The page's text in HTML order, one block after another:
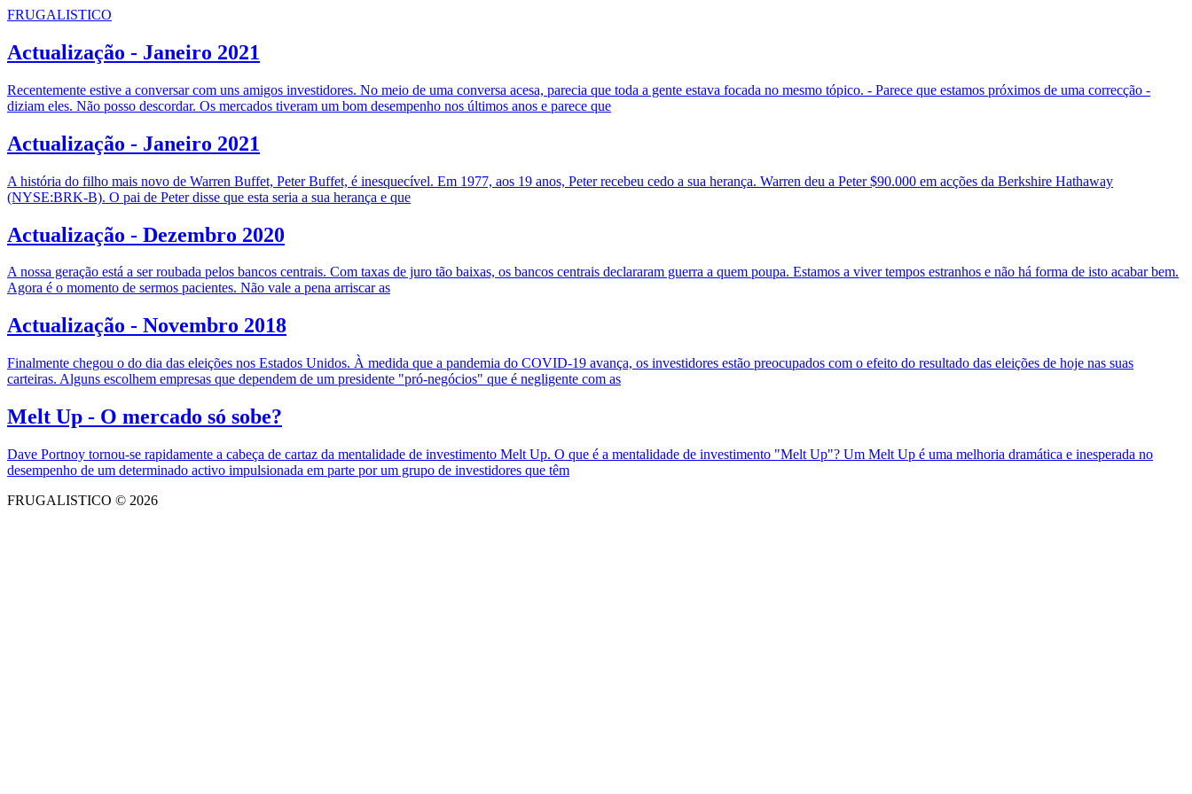
FRUGALISTICO
Actualização - Janeiro 2021
Recentemente estive a conversar com uns amigos investidores. No meio de uma conversa acesa, parecia que toda a gente estava focada no mesmo tópico. - Parece que estamos próximos de uma correcção -
diziam eles. Não posso descordar. Os mercados tiveram um bom desempenho nos últimos anos e parece que
Actualização - Janeiro 2021
A história do filho mais novo de Warren Buffet, Peter Buffet, é inesquecível. Em 1977, aos 19 anos, Peter recebeu cedo a sua herança. Warren deu a Peter $90.000 em acções da Berkshire Hathaway
(NYSE:BRK-B). O pai de Peter disse que esta seria a sua herança e que
Actualização - Dezembro 2020
A nossa geração está a ser roubada pelos bancos centrais. Com taxas de juro tão baixas, os bancos centrais declararam guerra a quem poupa. Estamos a viver tempos estranhos e não há forma de isto acabar bem.
Agora é o momento de sermos pacientes. Não vale a pena arriscar as
Actualização - Novembro 2018
Finalmente chegou o do dia das eleições nos Estados Unidos. À medida que a pandemia do COVID-19 avança, os investidores estão preocupados com o efeito do resultado das eleições de hoje nas suas
carteiras. Alguns escolhem empresas que dependem de um presidente "pró-negócios" que é negligente com as
Melt Up - O mercado só sobe?
Dave Portnoy tornou-se rapidamente a cabeça de cartaz da mentalidade de investimento Melt Up. O que é a mentalidade de investimento "Melt Up"? Um Melt Up é uma melhoria dramática e inesperada no
desempenho de um determinado activo impulsionada em parte por um grupo de investidores que têm
FRUGALISTICO © 2026